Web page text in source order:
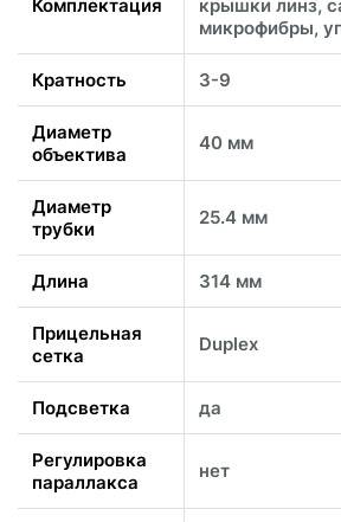
Комплектация
крышки линз,
микрофибры,
Кратность 3-9
Диаметр
объектива
40 мм
Диаметр
трубки
25.4 мм
Длина 314 мм
Прицельная
сетка
Duplex
Подсветка да
Регулировка
параллакса
нет